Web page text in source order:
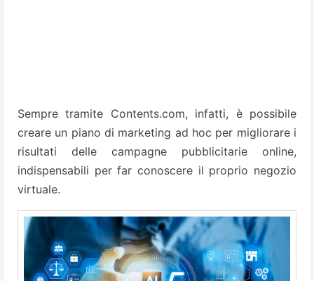
Sempre tramite Contents.com, infatti, è possibile
creare un piano di marketing ad hoc per migliorare i
risultati delle campagne pubblicitarie online,
indispensabili per far conoscere il proprio negozio
virtuale.